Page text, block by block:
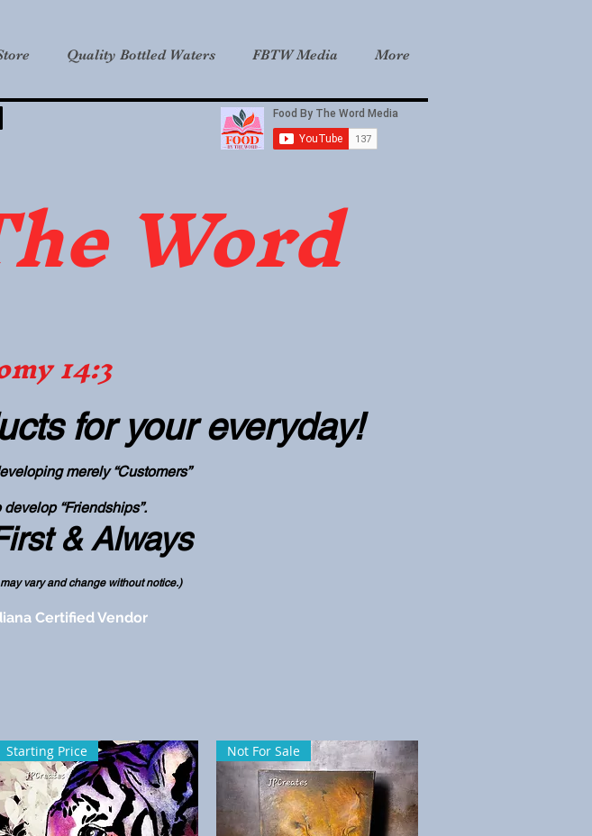
Quality Bottled Waters FBTW Media More
Word
14:3
for your everyday!
merely “Customers”
“Friendships”.
& Always
vary and change without notice.)
Certified Vendor
Starting Price Not For Sale